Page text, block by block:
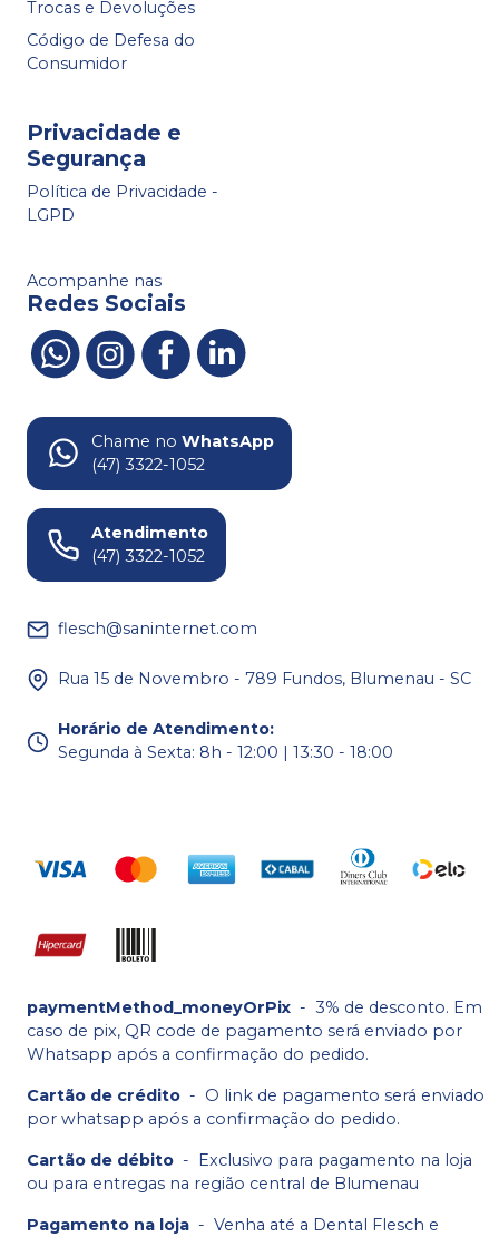
Trocas e Devoluções
Código de Defesa do
Consumidor
Privacidade e
Segurança
Política de Privacidade -
LGPD
Acompanhe nas
Redes Sociais
Chame no WhatsApp
(47) 3322-1052
Atendimento
(47) 3322-1052
flesch@saninternet.com
Rua 15 de Novembro - 789 Fundos, Blumenau - SC
Horário de Atendimento:
Segunda à Sexta: 8h - 12:00 | 13:30 - 18:00
paymentMethod_moneyOrPix - 3% de desconto. Em
caso de pix, QR code de pagamento será enviado por
Whatsapp após a confirmação do pedido.
Cartão de crédito - O link de pagamento será enviado
por whatsapp após a confirmação do pedido.
Cartão de débito - Exclusivo para pagamento na loja
ou para entregas na região central de Blumenau
Pagamento na loja - Venha até a Dental Flesch e